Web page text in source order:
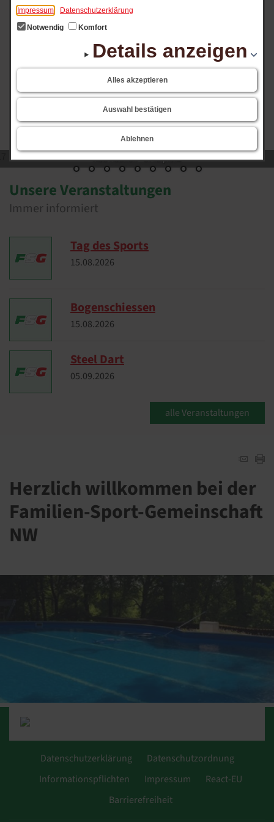
Impressum
Datenschutzerklärung
Notwendig
Komfort
Details anzeigen
Alles akzeptieren
Auswahl bestätigen
Ablehnen
NuS Aachen - SPielplatz
Unsere Veranstaltungen
Immer informiert
Tag des Sports
15.​08.​2026
Bogenschiessen
15.​08.​2026
Steel Dart
05.​09.​2026
alle Veranstaltungen
Herzlich willkommen bei der
Familien-Sport-Gemeinschaft
NW
Datenschutzerklärung
Datenschutzordnung
Informationspflichten
Impressum
React-EU
Barrierefreiheit